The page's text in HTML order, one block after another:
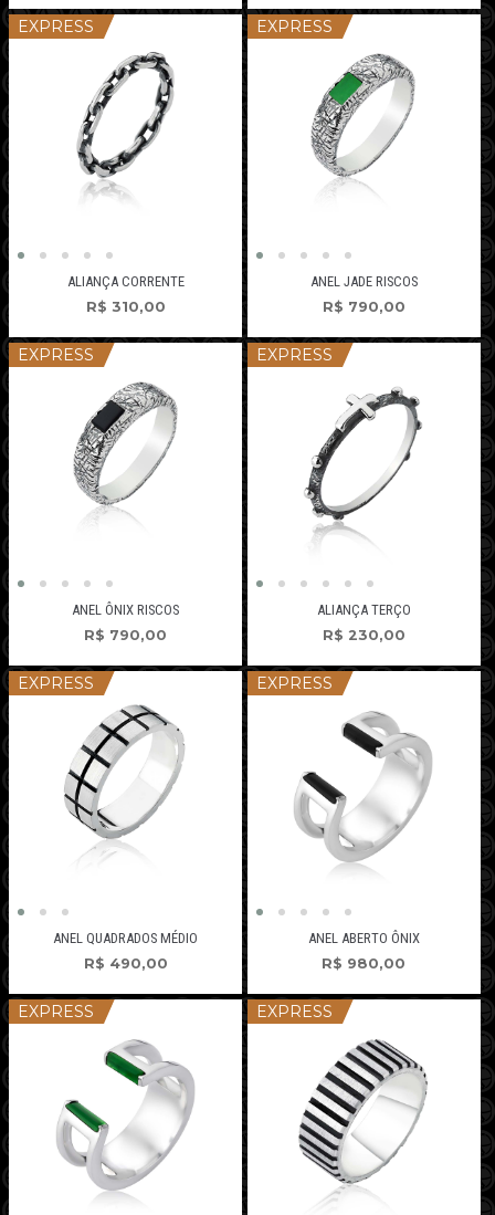
EXPRESS
ALIANÇA CORRENTE
R$ 310,00
EXPRESS
ANEL JADE RISCOS
R$ 790,00
EXPRESS
ANEL ÔNIX RISCOS
R$ 790,00
EXPRESS
ALIANÇA TERÇO
R$ 230,00
EXPRESS
ANEL QUADRADOS MÉDIO
R$ 490,00
EXPRESS
ANEL ABERTO ÔNIX
R$ 980,00
EXPRESS EXPRESS